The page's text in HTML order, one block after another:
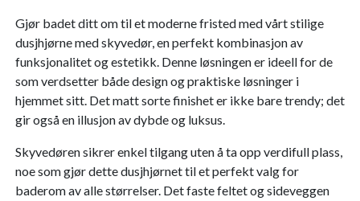
Gjør badet ditt om til et moderne fristed med vårt stilige
dusjhjørne med skyvedør, en perfekt kombinasjon av
funksjonalitet og estetikk. Denne løsningen er ideell for de
som verdsetter både design og praktiske løsninger i
hjemmet sitt. Det matt sorte finishet er ikke bare trendy; det
gir også en illusjon av dybde og luksus.
Skyvedøren sikrer enkel tilgang uten å ta opp verdifull plass,
noe som gjør dette dusjhjørnet til et perfekt valg for
baderom av alle størrelser. Det faste feltet og sideveggen